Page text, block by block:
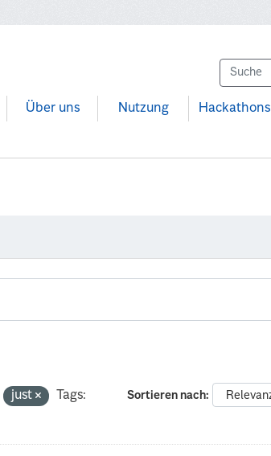
Über uns Nutzung Hackathons
Sortieren nach
just
Tags: